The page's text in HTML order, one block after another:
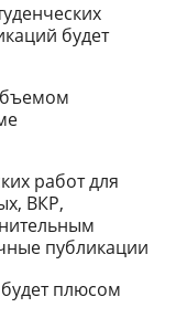
будет
работ для
ВКР,
публикации
плюсом